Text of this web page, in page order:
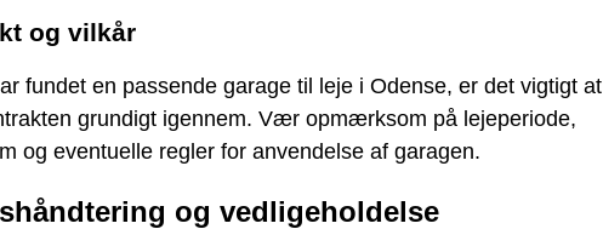
og vilkår
fundet en passende garage til leje i Odense, er det vigtigt at
grundigt igennem. Vær opmærksom på lejeperiode,
og eventuelle regler for anvendelse af garagen.
og vedligeholdelse